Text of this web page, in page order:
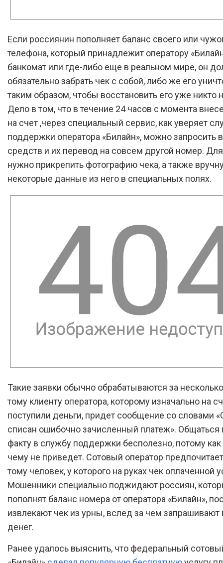
Если россиянин пополняет баланс своего или
телефона, который принадлежит оператору
банкомат или где-либо еще в реальном мире, он
обязательно забрать чек с собой, либо же его
таким образом, чтобы восстановить его уже никто
Дело в том, что в течение 24 часов с момента
на счет ,через специальный сервис, как уверяет
поддержки оператора «Билайн», можно запросить
средств и их перевод на совсем другой номер. Для
нужно прикрепить фотографию чека, а также
некоторые данные из него в специальных полях.
Такие заявки обычно обрабатываются за
тому клиенту оператора, которому изначально на
поступили деньги, придет сообщение со словами
списан ошибочно зачисленный платеж». Общаться
факту в службу поддержки бесполезно, потому как
чему не приведет. Сотовый оператор
тому человек, у которого на руках чек оплаченной
Мошенники специально поджидают россиян,
пополнят баланс номера от оператора «Билайн»,
извлекают чек из урны, вслед за чем запрашивают
денег.
Ранее удалось выяснить, что федеральный